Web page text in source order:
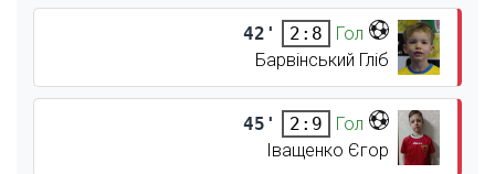
42' 2:8
Гол
Барвінський Гліб
45' 2:9
Гол
Іващенко Єгор